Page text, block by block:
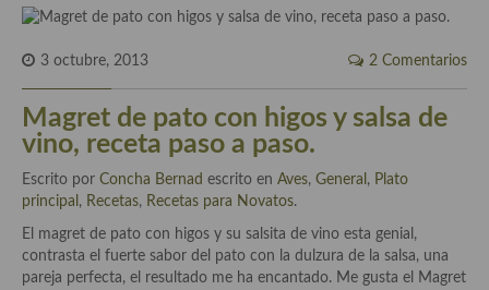
Entrantes
Gazpachos, salmorejos, sopas y cremas frías
Quínoa
Pasta
Arroces Y fideuás
Legumbres y cereales
Cuscús
3 octubre, 2013 2 Comentarios
Magret de pato con higos y salsa de
vino, receta paso a paso.
Escrito por Concha Bernad escrito en Aves, General , Plato
principal , Recetas, Recetas para Novatos.
El magret de pato con higos y su salsita de vino esta genial,
contrasta el fuerte sabor del pato con la dulzura de la salsa, una
pareja perfecta, el resultado me ha encantado. Me gusta el Magret